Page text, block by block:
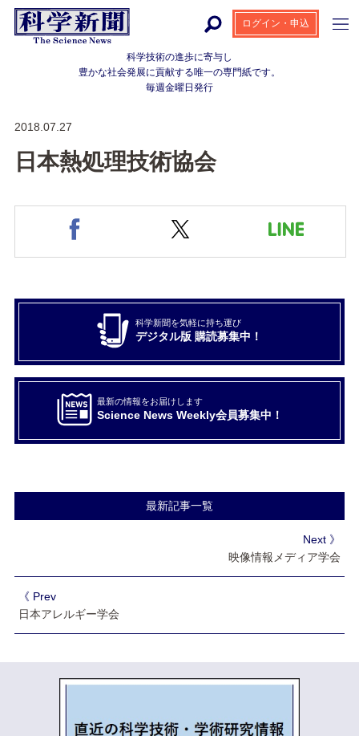
科学技術の進歩に寄与し
豊かな社会発展に貢献する唯一の専門紙です。
毎週金曜日発行
ログイン・申込
2018.07.27
日本熱処理技術協会
科学新聞を気軽に持ち運び
デジタル版 購読募集中！
最新の情報をお届けします
Science News Weekly会員募集中！
最新記事一覧
Next 》
映像情報メディア学会
《 Prev
日本アレルギー学会